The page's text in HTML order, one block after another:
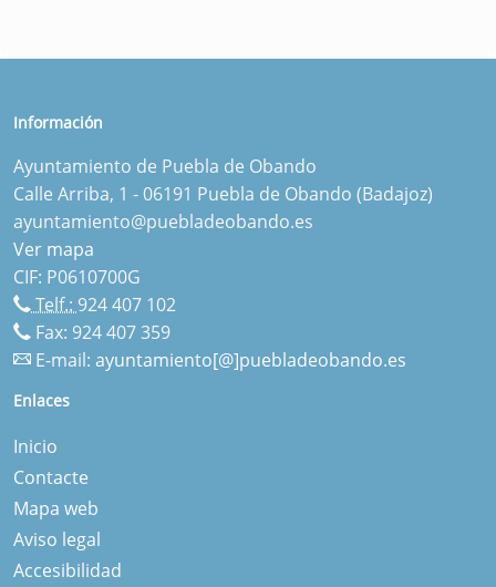
Información
Ayuntamiento de Puebla de Obando
Calle Arriba, 1 - 06191 Puebla de Obando (Badajoz)
ayuntamiento@puebladeobando.es
Ver mapa
CIF: P0610700G
Telf.: 924 407 102
Fax: 924 407 359
E-mail: ayuntamiento[@]puebladeobando.es
Enlaces
Inicio
Contacte
Mapa web
Aviso legal
Accesibilidad